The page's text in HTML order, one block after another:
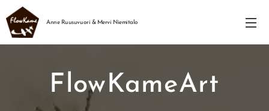
Anne Ruusuvuori & Mervi Niemitalo
FlowKameArt